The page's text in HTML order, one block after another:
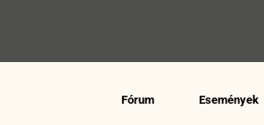
Fórum Események